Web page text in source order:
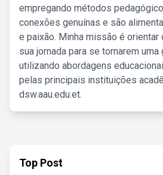
empregando métodos
conexões genuínas e são
e paixão. Minha missão é
sua jornada para se tornarem uma
utilizando abordagens
pelas principais instituições
dsw.aau.edu.et.
Top Post